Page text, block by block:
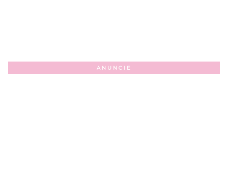
ANUNCIE